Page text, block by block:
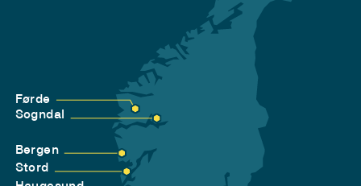
Førde
Sogndal
Bergen
Stord